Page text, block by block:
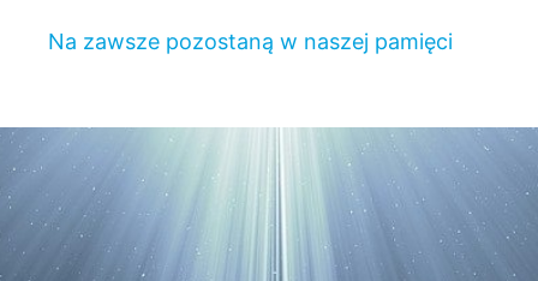
Na zawsze pozostaną w naszej pamięci